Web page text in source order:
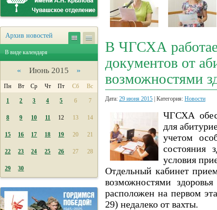
Архив новостей
В виде календаря
« Июнь 2015 »
Пн Вт Ср Чт Пт Сб Вс
1 2 3 4 5 6 7
8 9 10 11 12 13 14
15 16 17 18 19 20 21
22 23 24 25 26 27 28
29 30
В ЧГСХА
документов от
возможностями
Дата: 29 июня 2015 | Категория: Новости
ЧГСХА
для
учетом
состояния
условия
Отдельный кабинет
возможностями
расположен на первом
29) недалеко от вахты.